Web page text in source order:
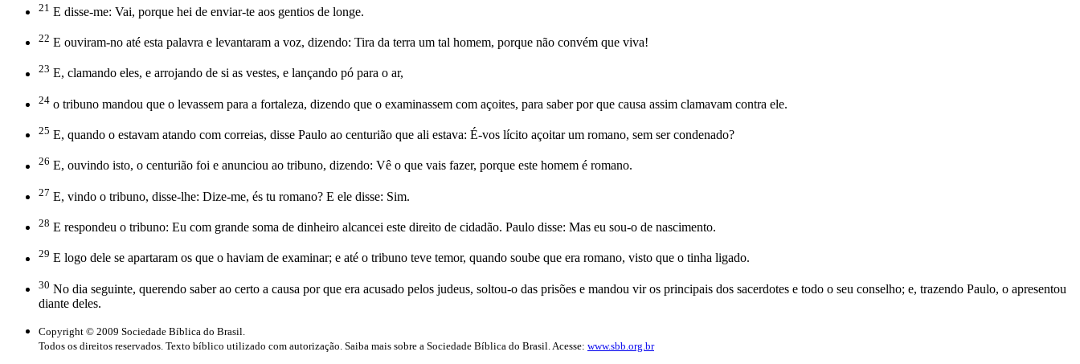
21 E disse-me: Vai, porque hei de enviar-te aos gentios de longe.
22 E ouviram-no até esta palavra e levantaram a voz, dizendo: Tira da terra um tal homem, porque não convém que viva!
23 E, clamando eles, e arrojando de si as vestes, e lançando pó para o ar,
24 o tribuno mandou que o levassem para a fortaleza, dizendo que o examinassem com açoites, para saber por que causa assim clamavam contra ele.
25 E, quando o estavam atando com correias, disse Paulo ao centurião que ali estava: É-vos lícito açoitar um romano, sem ser condenado?
26 E, ouvindo isto, o centurião foi e anunciou ao tribuno, dizendo: Vê o que vais fazer, porque este homem é romano.
27 E, vindo o tribuno, disse-lhe: Dize-me, és tu romano? E ele disse: Sim.
28 E respondeu o tribuno: Eu com grande soma de dinheiro alcancei este direito de cidadão. Paulo disse: Mas eu sou-o de nascimento.
29 E logo dele se apartaram os que o haviam de examinar; e até o tribuno teve temor, quando soube que era romano, visto que o tinha ligado.
30 No dia seguinte, querendo saber ao certo a causa por que era acusado pelos judeus, soltou-o das prisões e mandou vir os principais dos sacerdotes e todo o seu conselho; e, trazendo Paulo, o apresentou
diante deles.
Copyright © 2009 Sociedade Bíblica do Brasil.
Todos os direitos reservados. Texto bíblico utilizado com autorização. Saiba mais sobre a Sociedade Bíblica do Brasil. Acesse: www.sbb.org.br